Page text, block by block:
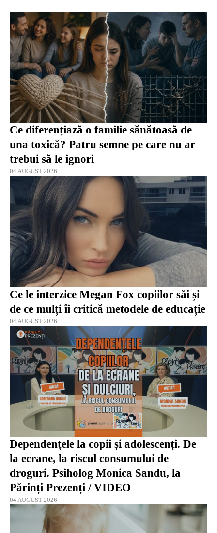
Ce diferențiază o familie sănătoasă de
una toxică? Patru semne pe care nu ar
trebui să le ignori
04 AUGUST 2026
Ce le interzice Megan Fox copiilor săi și
de ce mulți îi critică metodele de educație
04 AUGUST 2026
Dependențele la copii și adolescenți. De
la ecrane, la riscul consumului de
droguri. Psiholog Monica Sandu, la
Părinți Prezenți / VIDEO
04 AUGUST 2026